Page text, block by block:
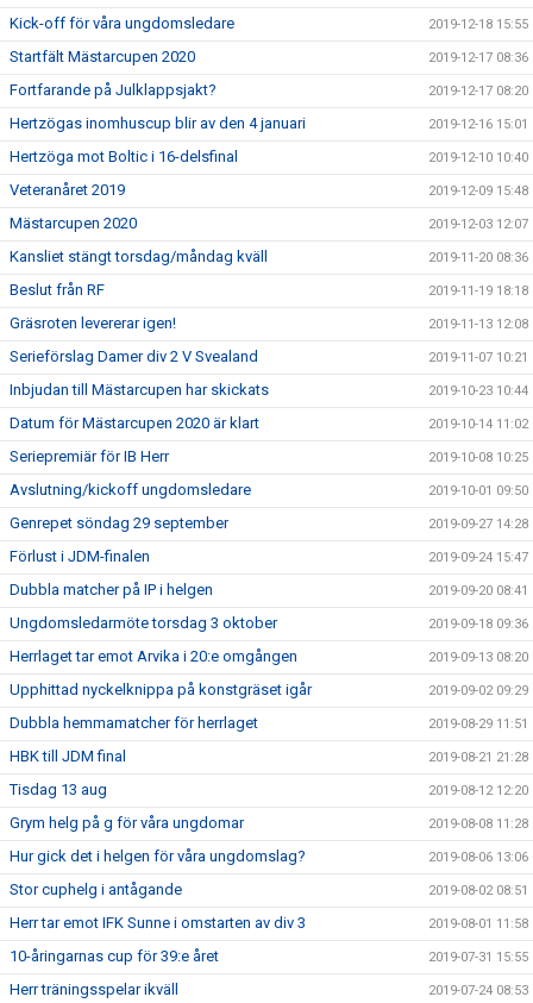
Kick-off för våra ungdomsledare 2019-12-18 15:55
Startfält Mästarcupen 2020 2019-12-17 08:36
Fortfarande på Julklappsjakt? 2019-12-17 08:20
Hertzögas inomhuscup blir av den 4 januari 2019-12-16 15:01
Hertzöga mot Boltic i 16-delsfinal 2019-12-10 10:40
Veteranåret 2019 2019-12-09 15:48
Mästarcupen 2020 2019-12-03 12:07
Kansliet stängt torsdag/måndag kväll 2019-11-20 08:36
Beslut från RF 2019-11-19 18:18
Gräsroten levererar igen! 2019-11-13 12:08
Serieförslag Damer div 2 V Svealand 2019-11-07 10:21
Inbjudan till Mästarcupen har skickats 2019-10-23 10:44
Datum för Mästarcupen 2020 är klart 2019-10-14 11:02
Seriepremiär för IB Herr 2019-10-08 10:25
Avslutning/kickoff ungdomsledare 2019-10-01 09:50
Genrepet söndag 29 september 2019-09-27 14:28
Förlust i JDM-finalen 2019-09-24 15:47
Dubbla matcher på IP i helgen 2019-09-20 08:41
Ungdomsledarmöte torsdag 3 oktober 2019-09-18 09:36
Herrlaget tar emot Arvika i 20:e omgången 2019-09-13 08:20
Upphittad nyckelknippa på konstgräset igår 2019-09-02 09:29
Dubbla hemmamatcher för herrlaget 2019-08-29 11:51
HBK till JDM final 2019-08-21 21:28
Tisdag 13 aug 2019-08-12 12:20
Grym helg på g för våra ungdomar 2019-08-08 11:28
Hur gick det i helgen för våra ungdomslag? 2019-08-06 13:06
Stor cuphelg i antågande 2019-08-02 08:51
Herr tar emot IFK Sunne i omstarten av div 3 2019-08-01 11:58
10-åringarnas cup för 39:e året 2019-07-31 15:55
Herr träningsspelar ikväll 2019-07-24 08:53